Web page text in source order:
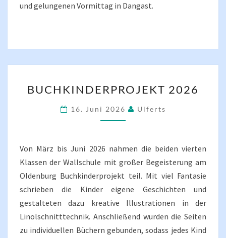
und gelungenen Vormittag in Dangast.
2026
BUCHKINDERPROJEKT 2026
16. Juni 2026 Ulferts
Von März bis Juni 2026 nahmen die beiden vierten
Klassen der Wallschule mit großer Begeisterung am
Oldenburg Buchkinderprojekt teil. Mit viel Fantasie
schrieben die Kinder eigene Geschichten und
gestalteten dazu kreative Illustrationen in der
Linolschnitttechnik. Anschließend wurden die Seiten
zu individuellen Büchern gebunden, sodass jedes Kind